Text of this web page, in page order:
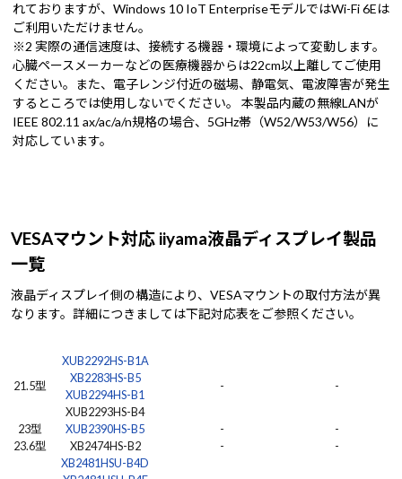
れておりますが、Windows 10 IoT EnterpriseモデルではWi-Fi 6Eは
ご利用いただけません。
※2 実際の通信速度は、接続する機器・環境によって変動します。
心臓ペースメーカーなどの医療機器からは22cm以上離してご使用
ください。また、電子レンジ付近の磁場、静電気、電波障害が発生
するところでは使用しないでください。 本製品内蔵の無線LANが
IEEE 802.11 ax/ac/a/n規格の場合、5GHz帯（W52/W53/W56）に
対応しています。
VESAマウント対応 iiyama液晶ディスプレイ製品
一覧
液晶ディスプレイ側の構造により、VESAマウントの取付方法が異
なります。詳細につきましては下記対応表をご参照ください。
21.5型
XUB2292HS-B1A
XB2283HS-B5
XUB2294HS-B1
XUB2293HS-B4
- -
23型 XUB2390HS-B5 -
-
23.6型
XB2474HS-B2 -
-
XB2481HSU-B4D